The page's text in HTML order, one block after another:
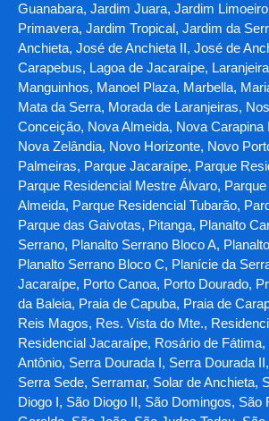
Guanabara, Jardim Juara, Jardim
Primavera, Jardim Tropical, Jardim da
Anchieta, José de Anchieta II, José de
Carapebus, Lagoa de Jacaraípe,
Manguinhos, Manoel Plaza, Marbella,
Mata da Serra, Morada de Laranjeiras,
Conceição, Nova Almeida, Nova Carapina
Nova Zelândia, Novo Horizonte, Novo
Palmeiras, Parque Jacaraípe, Parque
Parque Residencial Mestre Álvaro,
Almeida, Parque Residencial Tubarão,
Parque das Gaivotas, Pitanga, Planalto
Serrano, Planalto Serrano Bloco A,
Planalto Serrano Bloco C, Planície da
Jacaraípe, Porto Canoa, Porto Dourado,
da Baleia, Praia de Capuba, Praia de
Reis Magos, Res. Vista do Mte.,
Residencial Jacaraípe, Rosário de
Antônio, Serra Dourada I, Serra Dourada
Serra Sede, Serramar, Solar de Anchieta,
Diogo I, São Diogo II, São Domingos, São